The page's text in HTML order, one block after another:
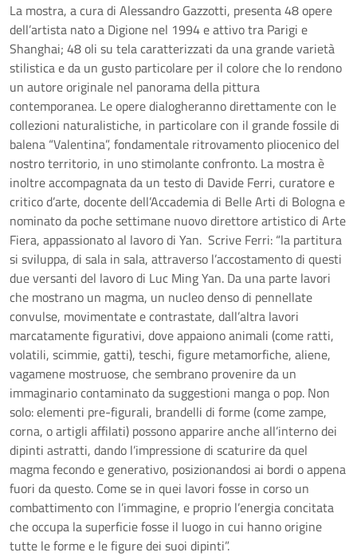
La mostra, a cura di Alessandro Gazzotti, presenta 48 opere
dell’artista nato a Digione nel 1994 e attivo tra Parigi e
Shanghai; 48 oli su tela caratterizzati da una grande varietà
stilistica e da un gusto particolare per il colore che lo rendono
un autore originale nel panorama della pittura
contemporanea. Le opere dialogheranno direttamente con le
collezioni naturalistiche, in particolare con il grande fossile di
balena “Valentina”, fondamentale ritrovamento pliocenico del
nostro territorio, in uno stimolante confronto. La mostra è
inoltre accompagnata da un testo di Davide Ferri, curatore e
critico d’arte, docente dell’Accademia di Belle Arti di Bologna e
nominato da poche settimane nuovo direttore artistico di Arte
Fiera, appassionato al lavoro di Yan. Scrive Ferri: “la partitura
si sviluppa, di sala in sala, attraverso l’accostamento di questi
due versanti del lavoro di Luc Ming Yan. Da una parte lavori
che mostrano un magma, un nucleo denso di pennellate
convulse, movimentate e contrastate, dall’altra lavori
marcatamente figurativi, dove appaiono animali (come ratti,
volatili, scimmie, gatti), teschi, figure metamorfiche, aliene,
vagamene mostruose, che sembrano provenire da un
immaginario contaminato da suggestioni manga o pop. Non
solo: elementi pre-figurali, brandelli di forme (come zampe,
corna, o artigli affilati) possono apparire anche all’interno dei
dipinti astratti, dando l’impressione di scaturire da quel
magma fecondo e generativo, posizionandosi ai bordi o appena
fuori da questo. Come se in quei lavori fosse in corso un
combattimento con l’immagine, e proprio l’energia concitata
che occupa la superficie fosse il luogo in cui hanno origine
tutte le forme e le figure dei suoi dipinti”.